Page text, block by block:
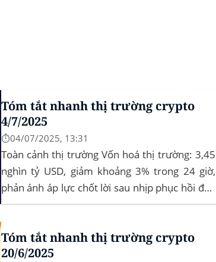
Tóm tắt nhanh thị trường crypto
4/7/2025
⏱️04/07/2025, 13:31
Toàn cảnh thị trường Vốn hoá thị trường: 3,45
nghìn tỷ USD, giảm khoảng 3% trong 24 giờ,
phản ánh áp lực chốt lời sau nhịp phục hồi đầu
tháng‍ Bitcoin dominance: ở mức 63%, giữ
vững vai trò dẫn dắt khi altcoin điều chỉnh nhẹ.
Tin tức nổi bật...
Tóm tắt nhanh thị trường crypto
20/6/2025